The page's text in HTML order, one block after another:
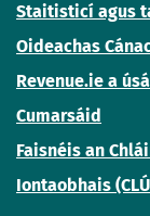
Staitisticí agus
Oideachas
Revenue.ie a
Cumarsáid
Faisnéis an
Iontaobhais